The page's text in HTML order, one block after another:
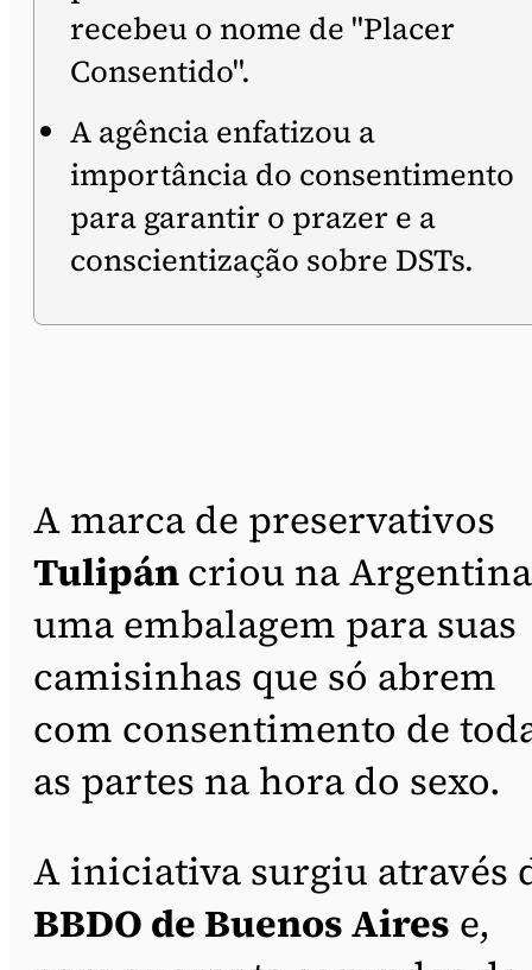
recebeu o nome de "Placer
Consentido".
A agência enfatizou a
importância do consentimento
para garantir o prazer e a
conscientização sobre DSTs.
A marca de preservativos
Tulipáncriou na Argentina
uma embalagem para suas
camisinhas que só abrem
com consentimento de
as partes na hora do sexo.
A iniciativa surgiu através
BBDO de Buenos Aires e,